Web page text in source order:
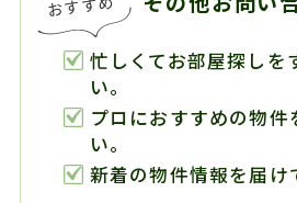
忙しくてお部屋探しを
い。
プロにおすすめの物件
い。
新着の物件情報を届け